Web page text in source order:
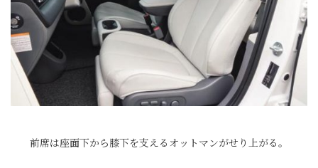
前席は座面下から膝下を支えるオットマンがせり上がる。